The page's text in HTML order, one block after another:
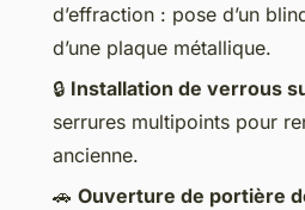
d’effraction : pose d’un
d’une plaque métallique.
🔒 Installation de verrous
serrures multipoints pour
ancienne.
🚗 Ouverture de portière